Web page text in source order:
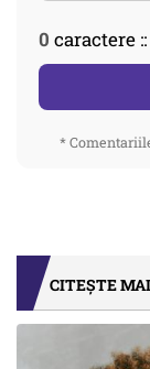
0 caractere
*
CITEȘTE